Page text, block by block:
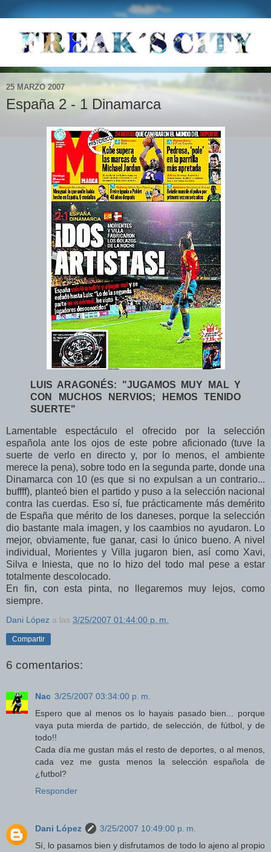
25 MARZO 2007
España 2 - 1 Dinamarca
LUIS ARAGONÉS: "JUGAMOS MUY MAL Y
CON MUCHOS NERVIOS; HEMOS TENIDO
SUERTE"
Lamentable espectáculo el ofrecido por la selección
española ante los ojos de este pobre aficionado (tuve la
suerte de verlo en directo y, por lo menos, el ambiente
merece la pena), sobre todo en la segunda parte, donde una
Dinamarca con 10 (es que si no expulsan a un contrario...
buffff), planteó bien el partido y puso a la selección nacional
contra las cuerdas. Eso sí, fue prácticamente más demérito
de España que mérito de los daneses, porque la selección
dio bastante mala imagen, y los caambios no ayudaron. Lo
mejor, obviamente, fue ganar, casi lo único bueno. A nivel
individual, Morientes y Villa jugaron bien, así como Xavi,
Silva e Iniesta, que no lo hizo del todo mal pese a estar
totalmente descolocado.
En fin, con esta pinta, no llegaremos muy lejos, como
siempre.
Dani López a las 3/25/2007 01:44:00 p. m.
Compartir
6 comentarios:
Nac 3/25/2007 03:34:00 p. m.
Espero que al menos os lo hayais pasado bien... porque
vaya puta mierda de partido, de selección, de fútbol, y de
todo!!
Cada día me gustan más el resto de deportes, o al menos,
cada vez me gusta menos la selección española de
¿futbol?
Responder
Dani López
3/25/2007 10:49:00 p. m.
Sí, lo pasamos bien y disfrutamos de todo lo ajeno al propio